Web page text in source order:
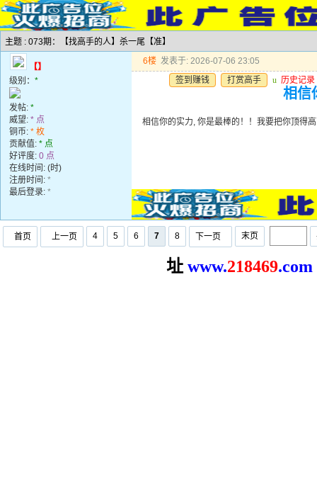
主题 : 073期：【找高手的人】杀一尾【准】
【】
级别： *
发帖: *
威望: * 点
铜币: * 枚
贡献值: * 点
好评度: 0 点
在线时间: (时)
注册时间: *
最后登录: *
6楼 发表于: 2026-07-06 23:05
签到赚钱
打赏高手 u 历史记录
相信
相信你的实力, 你是最棒的！！我要把你顶得
首页 上一页 4 5 6 7 8 下一页 末页
址 www.218469.com